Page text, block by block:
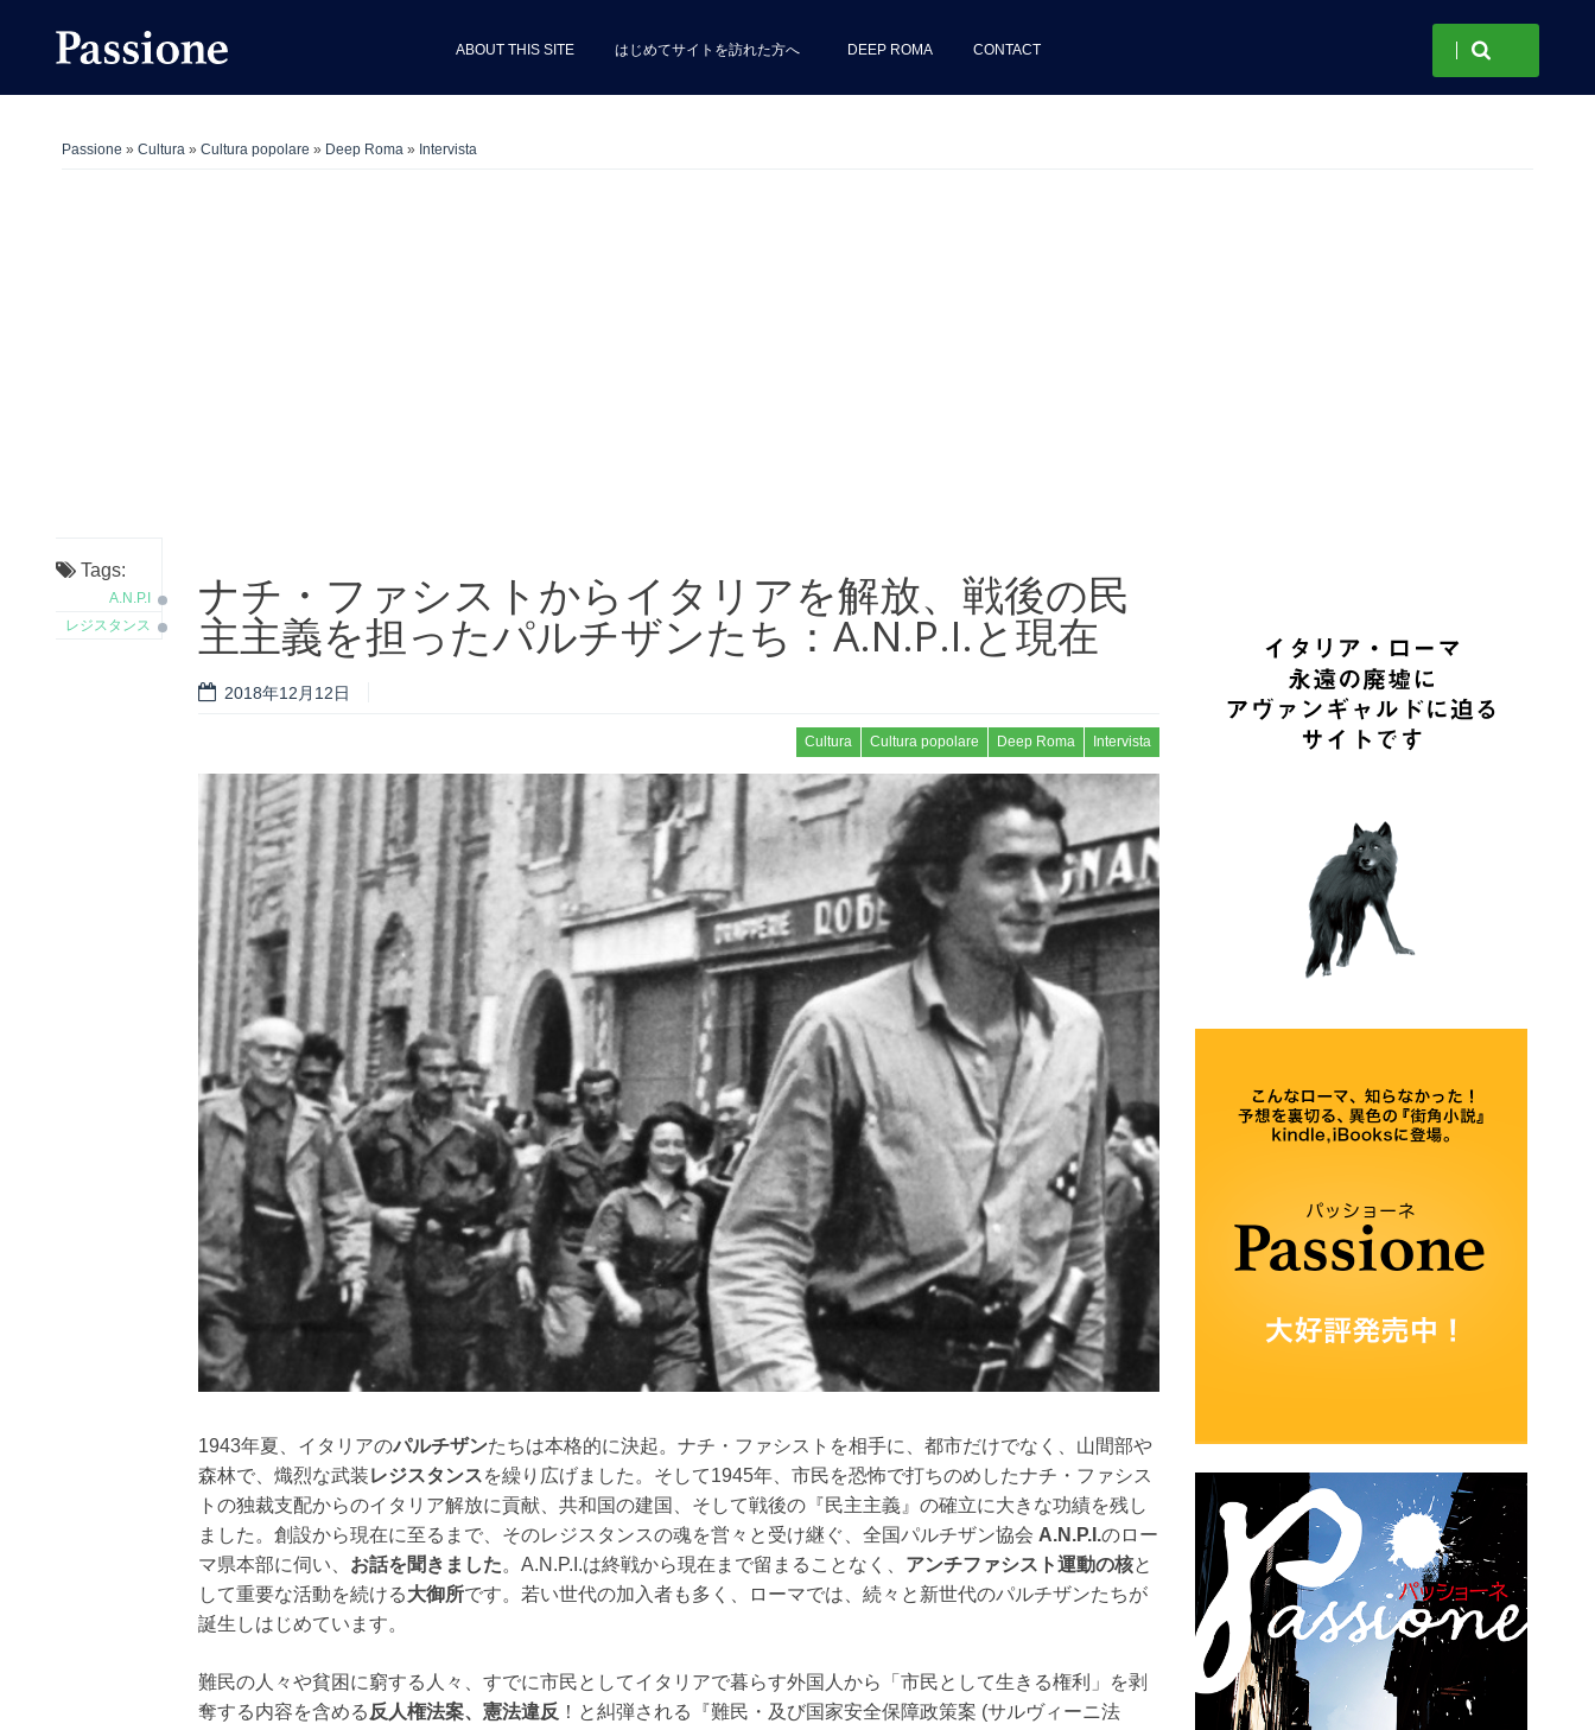
ABOUT THIS SITE はじめてサイトを訪れた方へ DEEP ROMA CONTACT
Passione » Cultura » Cultura popolare » Deep Roma » Intervista
Tags:
A.N.P.I
レジスタンス
ナチ・ファシストからイタリアを解放、戦後の民
主主義を担ったパルチザンたち：A.N.P.I.と現在
2018年12月12日
Cultura Cultura popolare Deep Roma Intervista
1943年夏、イタリアのパルチザンたちは本格的に決起。ナチ・ファシストを相手に、都市だけでなく、山間部や
森林で、熾烈な武装レジスタンスを繰り広げました。そして1945年、市民を恐怖で打ちのめしたナチ・ファシス
トの独裁支配からのイタリア解放に貢献、共和国の建国、そして戦後の『民主主義』の確立に大きな功績を残し
ました。創設から現在に至るまで、そのレジスタンスの魂を営々と受け継ぐ、全国パルチザン協会 A.N.P.I.のロー
マ県本部に伺い、 お話を聞きました。A.N.P.I.は終戦から現在まで留まることなく、 アンチファシスト運動の核と
して重要な活動を続ける大御所です。若い世代の加入者も多く、ローマでは、続々と新世代のパルチザンたちが
誕生しはじめています。
難民の人々や貧困に窮する人々、すでに市民としてイタリアで暮らす外国人から「市民として生きる権利」を剥
奪する内容を含める 反人権法案、憲法違反 ！と糾弾される『難民・及び国家安全保障政策案 (サルヴィーニ法